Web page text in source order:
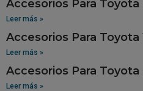
Accesorios Para Toyota
Leer más »
Accesorios Para Toyota
Leer más »
Accesorios Para Toyota
Leer más »